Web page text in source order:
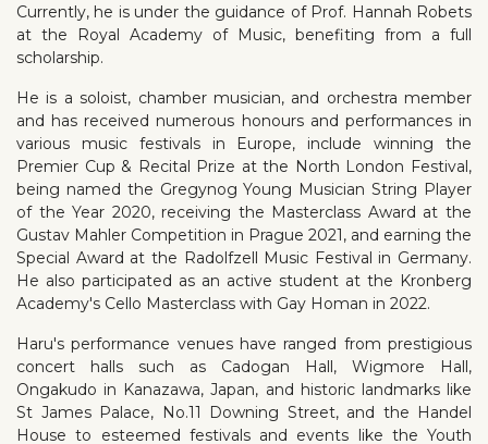
Currently, he is under the guidance of Prof. Hannah Robets
at the Royal Academy of Music, benefiting from a full
scholarship.
He is a soloist, chamber musician, and orchestra member
and has received numerous honours and performances in
various music festivals in Europe, include winning the
Premier Cup & Recital Prize at the North London Festival,
being named the Gregynog Young Musician String Player
of the Year 2020, receiving the Masterclass Award at the
Gustav Mahler Competition in Prague 2021, and earning the
Special Award at the Radolfzell Music Festival in Germany.
He also participated as an active student at the Kronberg
Academy's Cello Masterclass with Gay Homan in 2022.
Haru's performance venues have ranged from prestigious
concert halls such as Cadogan Hall, Wigmore Hall,
Ongakudo in Kanazawa, Japan, and historic landmarks like
St James Palace, No.11 Downing Street, and the Handel
House to esteemed festivals and events like the Youth